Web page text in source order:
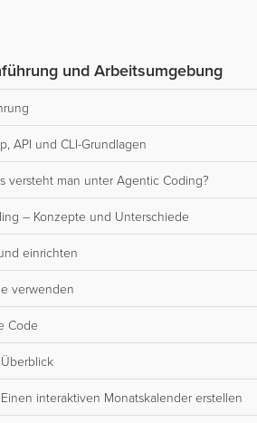
und Arbeitsumgebung
API und CLI-Grundlagen
versteht man unter Agentic Coding?
– Konzepte und Unterschiede
einrichten
verwenden
Code
interaktiven Monatskalender erstellen